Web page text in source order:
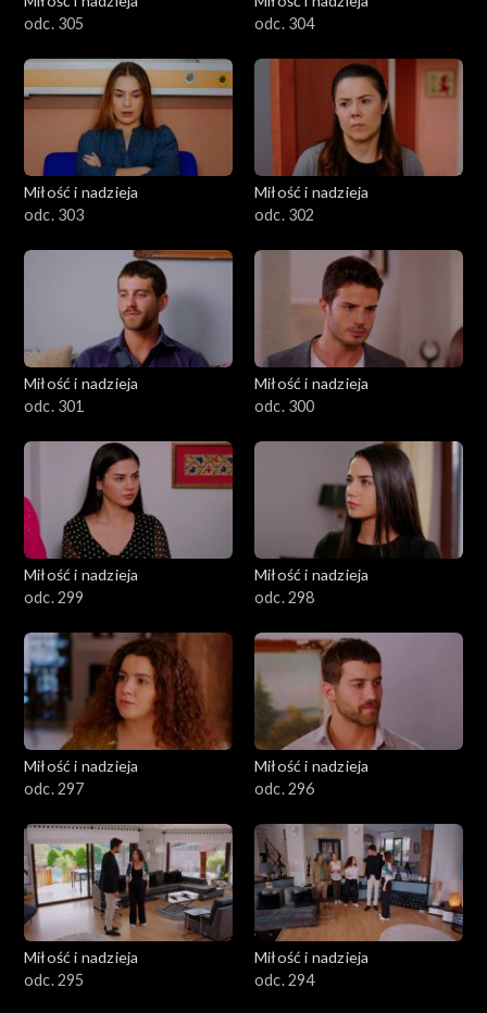
odc. 305
odc. 304
Miłość i nadzieja
odc. 303
Miłość i nadzieja
odc. 302
Miłość i nadzieja
odc. 301
Miłość i nadzieja
odc. 300
Miłość i nadzieja
odc. 299
Miłość i nadzieja
odc. 298
Miłość i nadzieja
odc. 297
Miłość i nadzieja
odc. 296
Miłość i nadzieja
odc. 295
Miłość i nadzieja
odc. 294